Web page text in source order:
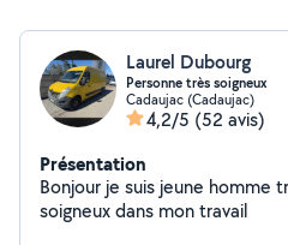
Laurel Dubourg
Personne très soigneux
Cadaujac (Cadaujac)
4,2/5 (52 avis)
Présentation
Bonjour je suis jeune homme
soigneux dans mon travail